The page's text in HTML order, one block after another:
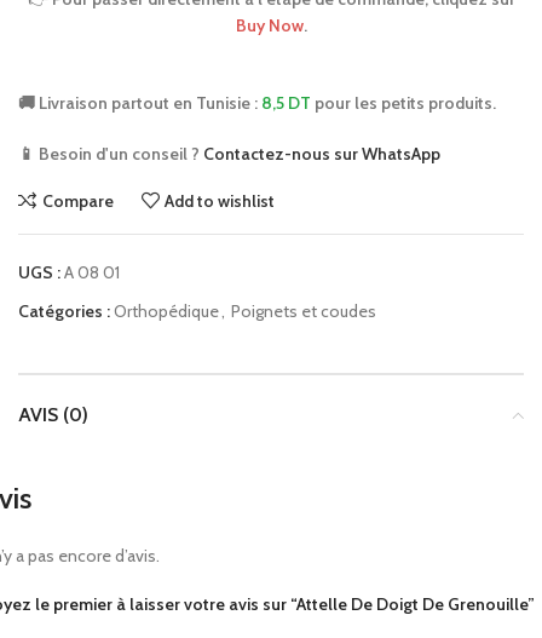
Buy Now.
🚚 Livraison partout en Tunisie : 8,5 DT pour les petits produits.
📱 Besoin d'un conseil ? Contactez-nous sur WhatsApp
Compare Add to wishlist
UGS :A 08 01
Catégories :Orthopédique, Poignets et coudes
AVIS (0)
a pas encore d’avis.
le premier à laisser votre avis sur “Attelle De Doigt De Grenouille”